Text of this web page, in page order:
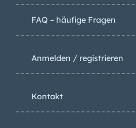
Anmelden / registrieren
Kontakt
AGB